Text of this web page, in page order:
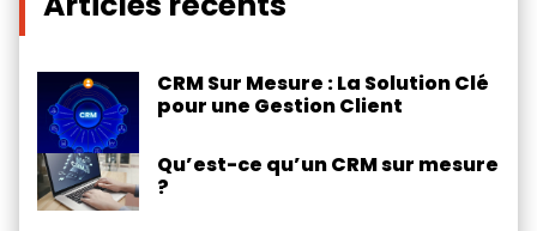
CRM Sur Mesure : La Solution Clé
pour une Gestion Client
Qu’est-ce qu’un CRM sur mesure
?